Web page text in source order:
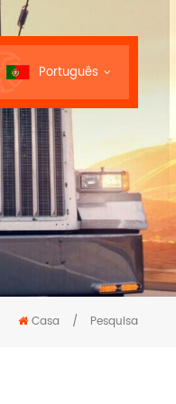
Português
Casa / Pesquisa